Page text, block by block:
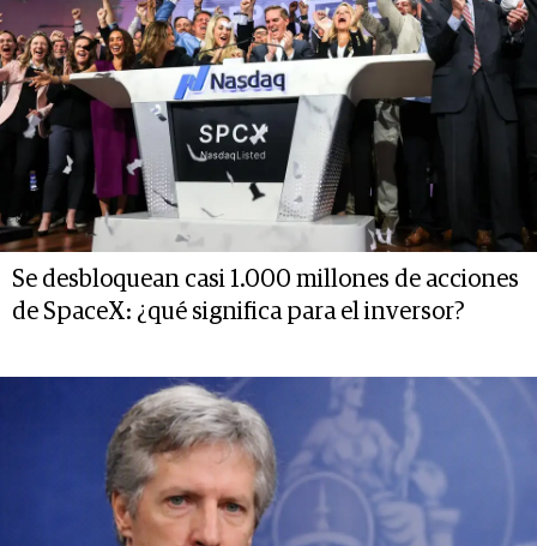
Se desbloquean casi 1.000 millones de acciones
de SpaceX: ¿qué significa para el inversor?